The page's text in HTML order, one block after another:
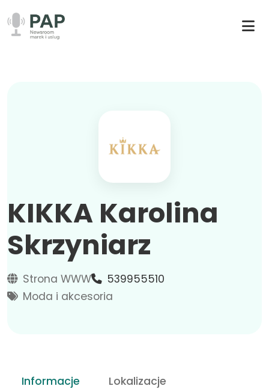
KIKKA Karolina
Skrzyniarz
Strona WWW
539955510
Moda i akcesoria
Informacje Lokalizacje